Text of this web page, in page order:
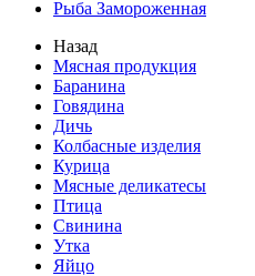
Рыба Замороженная
Назад
Мясная продукция
Баранина
Говядина
Дичь
Колбасные изделия
Курица
Мясные деликатесы
Птица
Свинина
Утка
Яйцо